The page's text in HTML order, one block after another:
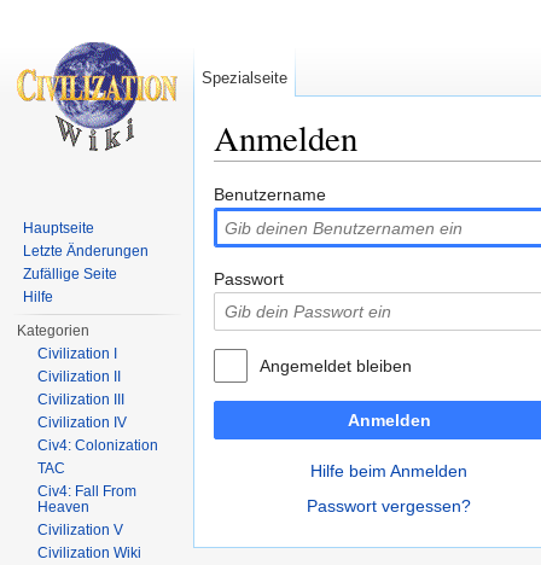
Anmelden
Benutzername
Passwort
Angemeldet bleiben
Anmelden
Hilfe beim Anmelden
Passwort vergessen?
Spezialseite
Hauptseite
Letzte Änderungen
Zufällige Seite
Hilfe
Kategorien
Civilization I
Civilization II
Civilization III
Civilization IV
Civ4: Colonization
TAC
Civ4: Fall From
Heaven
Civilization V
Civilization Wiki